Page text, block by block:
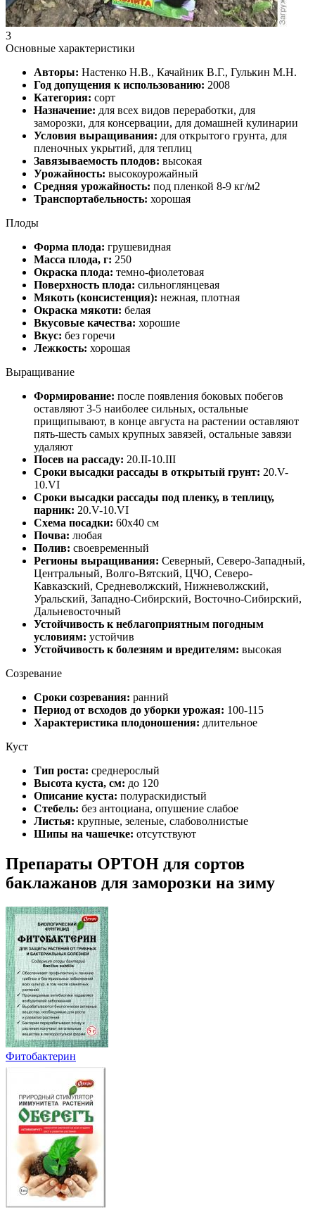
3
Основные характеристики
Авторы: Настенко Н.В., Качайник В.Г., Гулькин М.Н.
Год допущения к использованию: 2008
Категория: сорт
Назначение: для всех видов переработки, для
заморозки, для консервации, для домашней кулинарии
Условия выращивания: для открытого грунта, для
пленочных укрытий, для теплиц
Завязываемость плодов: высокая
Урожайность: высокоурожайный
Средняя урожайность: под пленкой 8-9 кг/м2
Транспортабельность: хорошая
Плоды
Форма плода: грушевидная
Масса плода, г: 250
Окраска плода: темно-фиолетовая
Поверхность плода: сильноглянцевая
Мякоть (консистенция): нежная, плотная
Окраска мякоти: белая
Вкусовые качества: хорошие
Вкус: без горечи
Лежкость: хорошая
Выращивание
Формирование: после появления боковых побегов
оставляют 3-5 наиболее сильных, остальные
прищипывают, в конце августа на растении оставляют
пять-шесть самых крупных завязей, остальные завязи
удаляют
Посев на рассаду: 20.II-10.III
Сроки высадки рассады в открытый грунт: 20.V-
10.VI
Сроки высадки рассады под пленку, в теплицу,
парник: 20.V-10.VI
Схема посадки: 60x40 cм
Почва: любая
Полив: своевременный
Регионы выращивания: Северный, Северо-Западный,
Центральный, Волго-Вятский, ЦЧО, Северо-
Кавказский, Средневолжский, Нижневолжский,
Уральский, Западно-Сибирский, Восточно-Сибирский,
Дальневосточный
Устойчивость к неблагоприятным погодным
условиям: устойчив
Устойчивость к болезням и вредителям: высокая
Созревание
Сроки созревания: ранний
Период от всходов до уборки урожая: 100-115
Характеристика плодоношения: длительное
Куст
Тип роста: среднерослый
Высота куста, см: до 120
Описание куста: полураскидистый
Стебель: без антоциана, опушение слабое
Листья: крупные, зеленые, слабоволнистые
Шипы на чашечке: отсутствуют
Препараты ОРТОН для сортов
баклажанов для заморозки на зиму
Фитобактерин